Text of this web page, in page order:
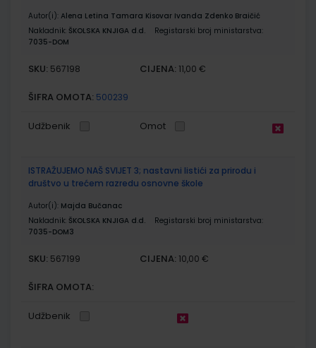
Autor(i): Alena Letina Tamara Kisovar Ivanda Zdenko Braičić
Nakladnik: ŠKOLSKA KNJIGA d.d.
Registarski broj ministarstva:
7035-DOM
SKU: 567198 CIJENA: 11,00 €
ŠIFRA OMOTA: 500239
Udžbenik Omot
ISTRAŽUJEMO NAŠ SVIJET 3; nastavni listići za prirodu i
društvo u trećem razredu osnovne škole
Autor(i): Majda Bučanac
Nakladnik: ŠKOLSKA KNJIGA d.d.
Registarski broj ministarstva:
7035-DOM3
SKU: 567199 CIJENA: 10,00 €
ŠIFRA OMOTA:
Udžbenik